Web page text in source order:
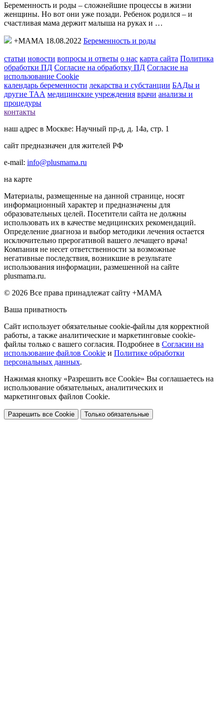
Беременность и роды – сложнейшие процессы в жизни
женщины. Но вот они уже позади. Ребенок родился – и
счастливая мама держит малыша на руках и …
+МАМА 18.08.2022 Беременность и роды
статьи новости вопросы и ответы о нас карта сайта Политика
обработки ПД Согласие на обработку ПД Согласие на
использование Cookie
календарь беременности лекарства и субстанции БАДы и
другие ТАА медицинские учреждения врачи анализы и
процедуры
контакты
наш адрес в Москве: Научный пр-д, д. 14а, стр. 1
сайт предназначен для жителей РФ
e-mail: info@plusmama.ru
на карте
Материалы, размещенные на данной странице, носят
информационный характер и предназначены для
образовательных целей. Посетители сайта не должны
использовать их в качестве медицинских рекомендаций.
Определение диагноза и выбор методики лечения остается
исключительно прерогативой вашего лечащего врача!
Компания не несет ответственности за возможные
негативные последствия, возникшие в результате
использования информации, размешенной на сайте
plusmama.ru.
© 2026 Все права принадлежат сайту +МАМА
Ваша приватность
Сайт использует обязательные cookie-файлы для корректной
работы, а также аналитические и маркетинговые cookie-
файлы только с вашего согласия. Подробнее в Согласии на
использование файлов Cookie и Политике обработки
персональных данных.
Нажимая кнопку «Разрешить все Cookie» Вы соглашаетесь на
использование обязательных, аналитических и
маркетинговых файлов Cookie.
Разрешить все Cookie Только обязательные